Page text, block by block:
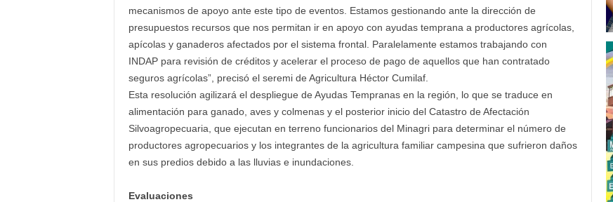
mecanismos de apoyo ante este tipo de eventos. Estamos gestionando ante la dirección de
presupuestos recursos que nos permitan ir en apoyo con ayudas temprana a productores agrícolas,
apícolas y ganaderos afectados por el sistema frontal. Paralelamente estamos trabajando con
INDAP para revisión de créditos y acelerar el proceso de pago de aquellos que han contratado
seguros agrícolas”, precisó el seremi de Agricultura Héctor Cumilaf.
Esta resolución agilizará el despliegue de Ayudas Tempranas en la región, lo que se traduce en
alimentación para ganado, aves y colmenas y el posterior inicio del Catastro de Afectación
Silvoagropecuaria, que ejecutan en terreno funcionarios del Minagri para determinar el número de
productores agropecuarios y los integrantes de la agricultura familiar campesina que sufrieron daños
en sus predios debido a las lluvias e inundaciones.
Evaluaciones